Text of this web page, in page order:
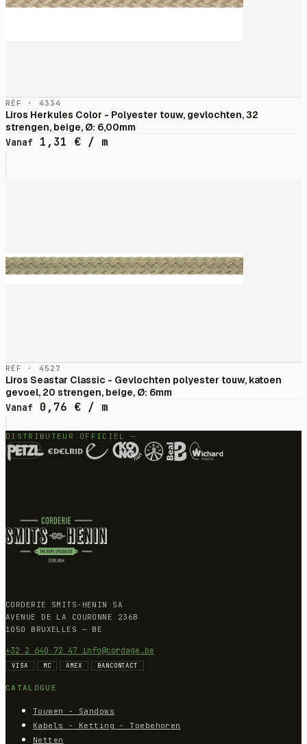
RÉF · 4334
Liros Herkules Color - Polyester touw, gevlochten, 32
strengen, beige, Ø: 6,00mm
Vanaf
1,31 € / m
RÉF · 4527
Liros Seastar Classic - Gevlochten polyester touw, katoen
gevoel, 20 strengen, beige, Ø: 6mm
Vanaf
0,76 € / m
DISTRIBUTEUR OFFICIEL —
CORDERIE SMITS-HENIN SA
AVENUE DE LA COURONNE 236B
1050 BRUXELLES — BE
+32 2 640 72 47 info@cordage.be
VISA MC AMEX BANCONTACT
CATALOGUE
Touwen - Sandows
Kabels - Ketting - Toebehoren
Netten